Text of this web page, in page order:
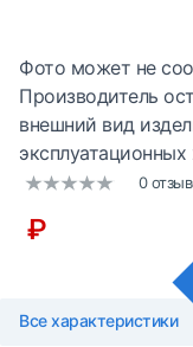
Фото может не
Производитель
внешний вид
эксплуатационных
0
₽
Все характеристики